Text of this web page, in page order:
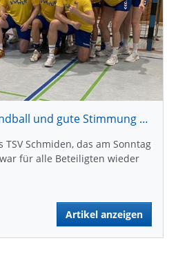
Eine Woche lang Handball und gute Stimmung pur
Schmiden, das am Sonntag
für alle Beteiligten wieder
Artikel anzeigen